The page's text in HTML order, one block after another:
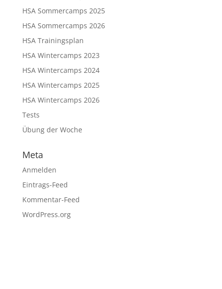
HSA Sommercamps 2025
HSA Sommercamps 2026
HSA Trainingsplan
HSA Wintercamps 2023
HSA Wintercamps 2024
HSA Wintercamps 2025
HSA Wintercamps 2026
Tests
Übung der Woche
Meta
Anmelden
Eintrags-Feed
Kommentar-Feed
WordPress.org